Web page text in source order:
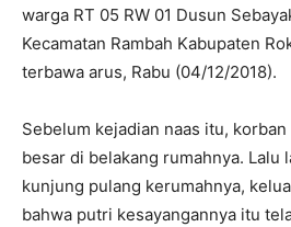
warga RT 05 RW 01 Dusun
Kecamatan Rambah Kabupaten
terbawa arus, Rabu (04/12/2018).
Sebelum kejadian naas itu,
besar di belakang rumahnya. Lalu
kunjung pulang kerumahnya,
bahwa putri kesayangannya itu